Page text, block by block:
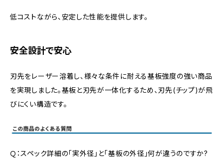
低コストながら、安定した性能を提供します。
安全設計で安心
刃先をレーザー溶着し、様々な条件に耐える基板強度の強い商品
を実現しました。基板と刃先が一体化するため、刃先(チップ)が飛
びにくい構造です。
Ｑ：スペック詳細の「実外径」と「基板の外径」何が違うのですか?